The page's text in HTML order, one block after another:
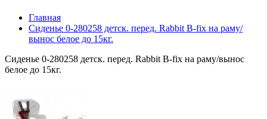
Главная
Сиденье 0-280258 детск. перед. Rabbit B-fix на раму/
вынос белое до 15кг.
Сиденье 0-280258 детск. перед. Rabbit B-fix на раму/вынос
белое до 15кг.